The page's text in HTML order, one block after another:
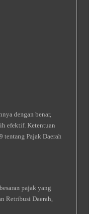
dengan benar,
efektif. Ketentuan
tentang Pajak Daerah
pajak yang
Retribusi Daerah,